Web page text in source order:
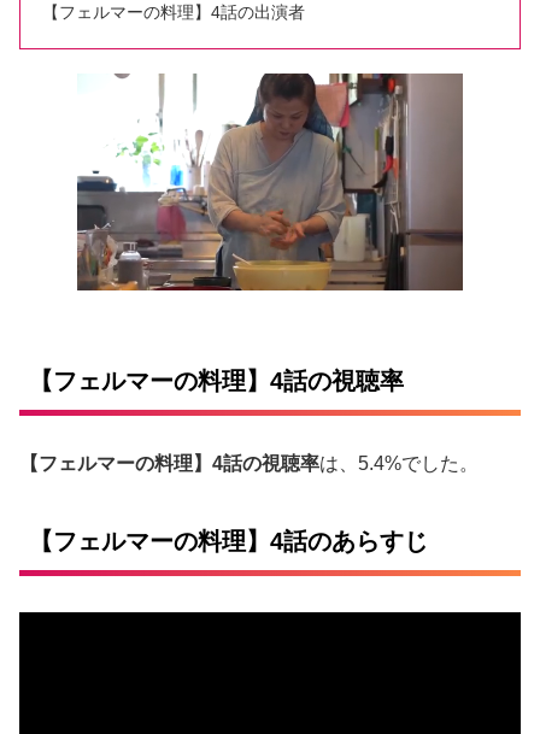
【フェルマーの料理】4話の出演者
【フェルマーの料理】4話の視聴率
【フェルマーの料理】4話の視聴率は、5.4%でした。
【フェルマーの料理】4話のあらすじ